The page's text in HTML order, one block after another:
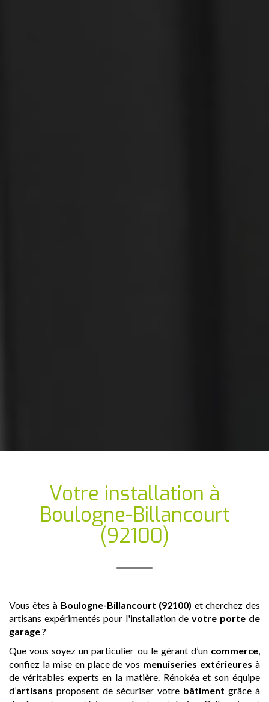
Votre installation à
Boulogne-Billancourt
(92100)
Vous êtes à Boulogne-Billancourt (92100) et cherchez des
artisans expérimentés pour l'installation devotre porte de
garage?
Que vous soyez un particulier ou le gérant d’un commerce
confiez la mise en place de vos menuiseries extérieures à
de véritables experts en la matière. Rénokéa et son équipe
d’artisans proposent de sécuriser votre bâtiment grâce à